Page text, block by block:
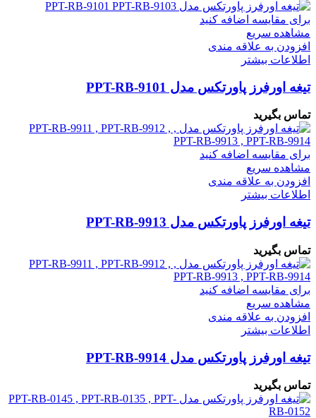
برای مقایسه اضافه کنید
مشاهده سریع
افزودن به علاقه مندی
اطلاعات بیشتر
تیغه اورفرز پاورتکس مدل PPT-RB-9101
تماس بگیرید
برای مقایسه اضافه کنید
مشاهده سریع
افزودن به علاقه مندی
اطلاعات بیشتر
تیغه اورفرز پاورتکس مدل PPT-RB-9913
تماس بگیرید
برای مقایسه اضافه کنید
مشاهده سریع
افزودن به علاقه مندی
اطلاعات بیشتر
تیغه اورفرز پاورتکس مدل PPT-RB-9914
تماس بگیرید